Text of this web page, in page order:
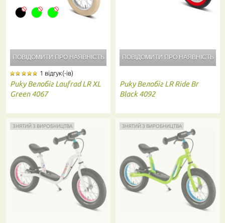
ПОВІДОМИТИ ПРО НАЯВНІСТЬ
1 відгук(-ів)
Puky Велобіг Laufrad LR XL
Green 4067
ПОВІДОМИТИ ПРО НАЯВНІСТЬ
Puky Велобіг LR Ride Br
Black 4092
ЗНЯТИЙ З ВИРОБНИЦТВА ЗНЯТИЙ З ВИРОБНИЦТВА